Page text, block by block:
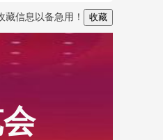
信息以备急用！ 收藏